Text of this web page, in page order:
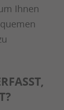
Ihnen